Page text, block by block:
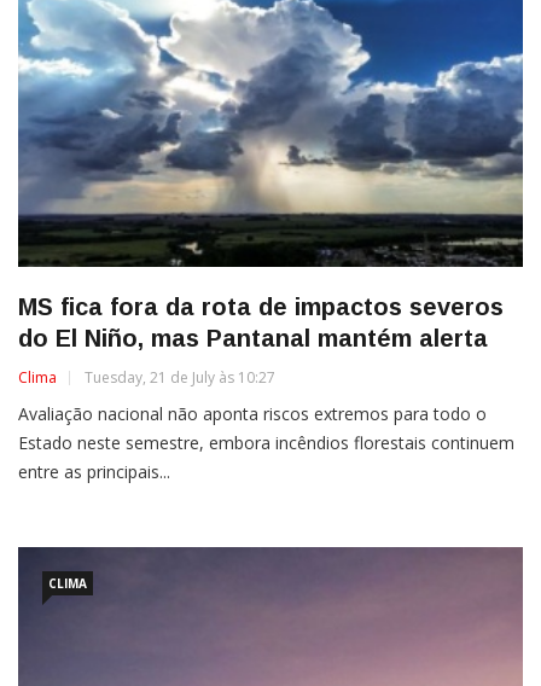
MS fica fora da rota de impactos severos
do El Niño, mas Pantanal mantém alerta
Clima Tuesday, 21 de July às 10:27
Avaliação nacional não aponta riscos extremos para todo o
Estado neste semestre, embora incêndios florestais continuem
entre as principais...
CLIMA